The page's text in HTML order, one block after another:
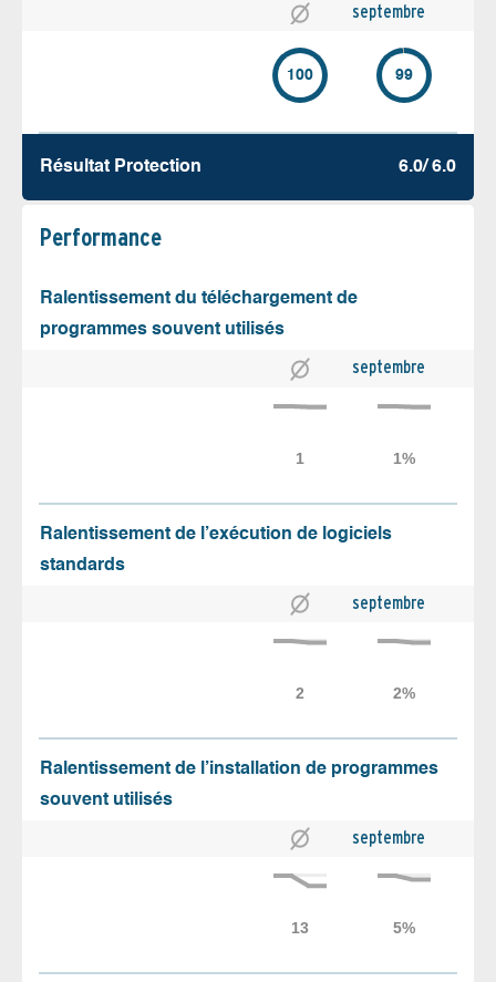
septembre
100 99
Résultat Protection 6.0/ 6.0
Performance
Ralentissement du téléchargement de
programmes souvent utilisés
septembre
Ralentissement de l’exécution de logiciels
standards
septembre
Ralentissement de l’installation de programmes
souvent utilisés
septembre